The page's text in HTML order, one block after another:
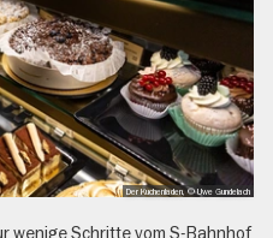
Der Kuchenladen, © Uwe Gundelach
wenige Schritte vom S-Bahnhof